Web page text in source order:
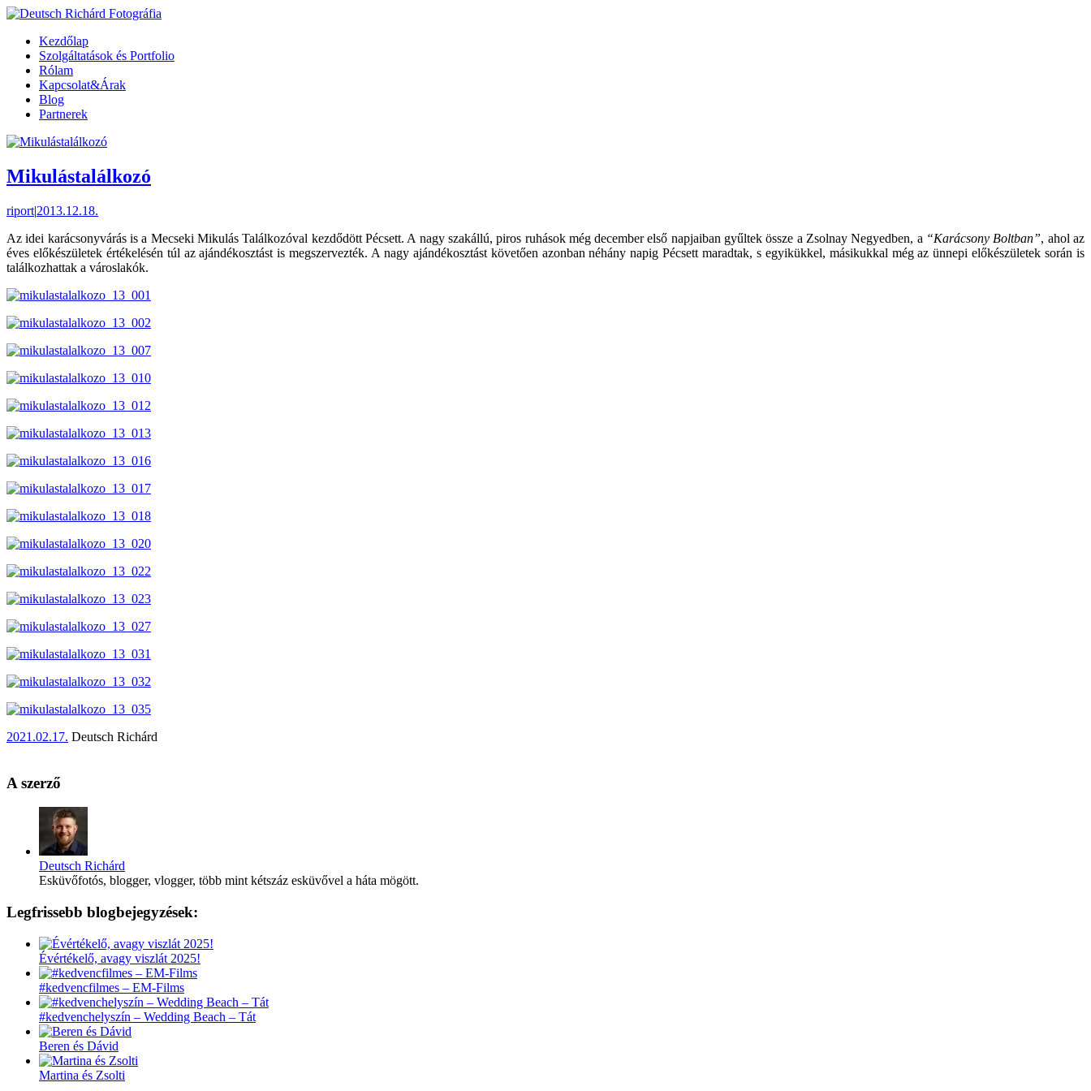
Kezdőlap
Szolgáltatások és Portfolio
Rólam
Kapcsolat&Árak
Blog
Partnerek
Mikulástalálkozó
riport|2013.12.18.
Az idei karácsonyvárás is a Mecseki Mikulás Találkozóval kezdődött Pécsett. A nagy szakállú, piros ruhások még december első napjaiban gyűltek össze a Zsolnay Negyedben, a “Karácsony Boltban”, ahol az
éves előkészületek értékelésén túl az ajándékosztást is megszervezték. A nagy ajándékosztást követően azonban néhány napig Pécsett maradtak, s egyikükkel, másikukkal még az ünnepi előkészületek során is
találkozhattak a városlakók.
2021.02.17. Deutsch Richárd
A szerző
Deutsch Richárd
Esküvőfotós, blogger, vlogger, több mint kétszáz esküvővel a háta mögött.
Legfrissebb blogbejegyzések:
Évértékelő, avagy viszlát 2025!
#kedvencfilmes – EM-Films
#kedvenchelyszín – Wedding Beach – Tát
Beren és Dávid
Martina és Zsolti